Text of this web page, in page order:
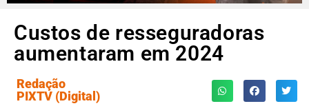
Custos de resseguradoras
aumentaram em 2024
Redação
PIXTV (Digital)